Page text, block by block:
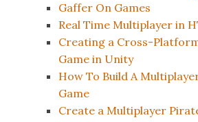
Gaffer On Games
Real Time Multiplayer in
Creating a Cross-
Game in Unity
How To Build A
Game
Create a Multiplayer